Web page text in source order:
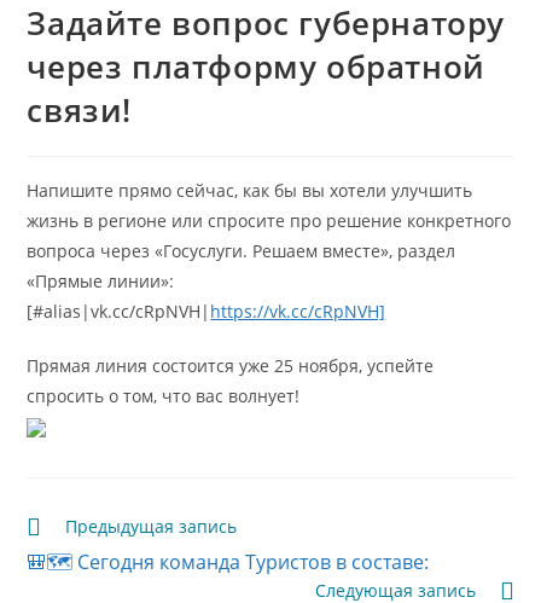
Задайте вопрос губернатору
через платформу обратной
связи!
Напишите прямо сейчас, как бы вы хотели улучшить
жизнь в регионе или спросите про решение конкретного
вопроса через «Госуслуги. Решаем вместе», раздел
«Прямые линии»:
[#alias|vk.cc/cRpNVH| https://vk.cc/cRpNVH]
Прямая линия состоится уже 25 ноября, успейте
спросить о том, что вас волнует!
Читать
далее
статьи
Предыдущая запись
🎒🗺️ Сегодня команда Туристов в составе:
Следующая запись